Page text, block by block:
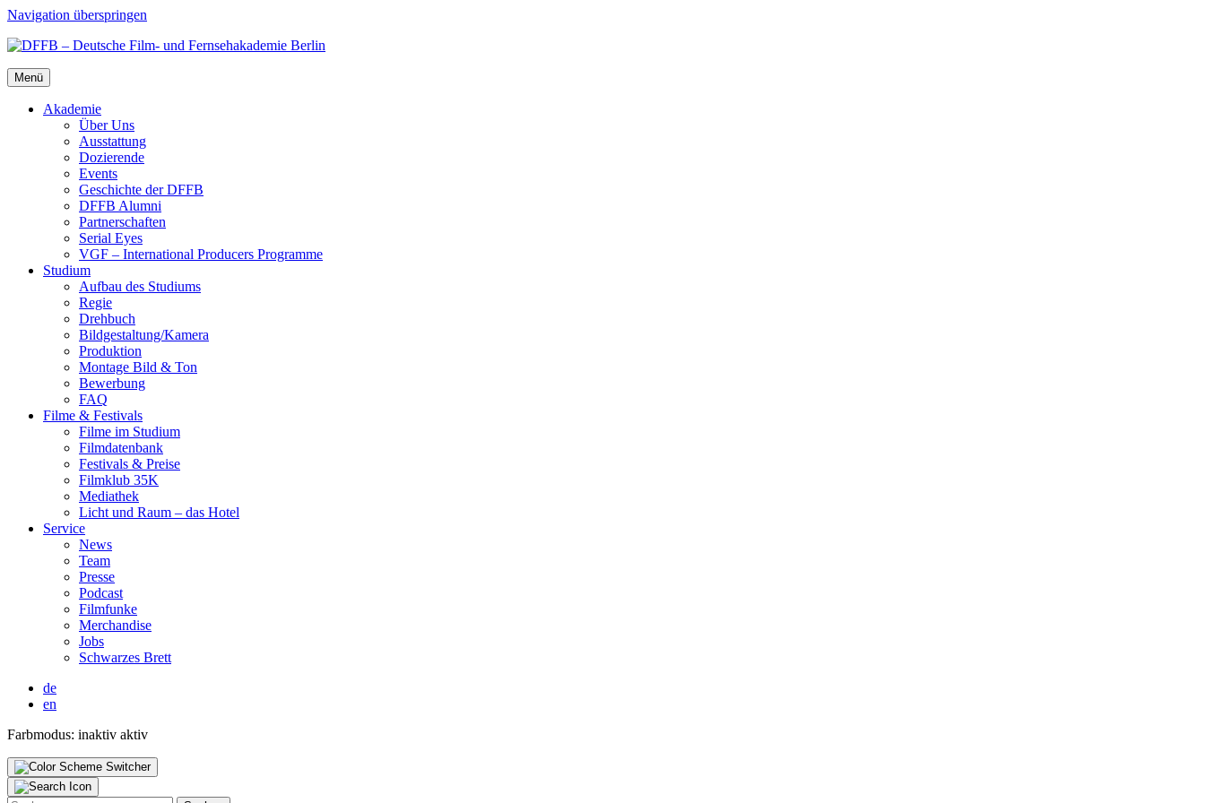
Navigation überspringen
Menü
Aka­de­mie
Über Uns
Aus­stat­tung
Dozie­ren­de
Events
Geschich­te der DFFB
DFFB Alum­ni
Part­ner­schaf­ten
Seri­al Eyes
VGF – Inter­na­tio­nal Pro­du­cers Pro­gram­me
Stu­di­um
Auf­bau des Stu­di­ums
Regie
Dreh­buch
Bildgestaltung/​​Kamera
Pro­duk­ti­on
Mon­ta­ge Bild & Ton
Bewer­bung
FAQ
Fil­me & Fes­ti­vals
Fil­me im Stu­di­um
Film­da­ten­bank
Fes­ti­vals & Prei­se
Film­klub 35K
Media­thek
Licht und Raum – das Hotel
Ser­vice
News
Team
Pres­se
Pod­cast
Film­fun­ke
Mer­chan­di­se
Jobs
Schwar­zes Brett
de
en
Farbmodus: inaktiv aktiv